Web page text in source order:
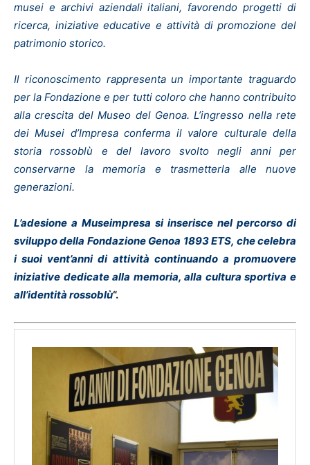
musei e archivi aziendali italiani, favorendo progetti di
ricerca, iniziative educative e attività di promozione del
patrimonio storico.
Il riconoscimento rappresenta un importante traguardo
per la Fondazione e per tutti coloro che hanno contribuito
alla crescita del Museo del Genoa. L’ingresso nella rete
dei Musei d’Impresa conferma il valore culturale della
storia rossoblù e del lavoro svolto negli anni per
conservarne la memoria e trasmetterla alle nuove
generazioni.
L’adesione a Museimpresa si inserisce nel percorso di
sviluppo della Fondazione Genoa 1893 ETS, che celebra
i suoi vent’anni di attività continuando a promuovere
iniziative dedicate alla memoria, alla cultura sportiva e
all’identità rossoblù“.